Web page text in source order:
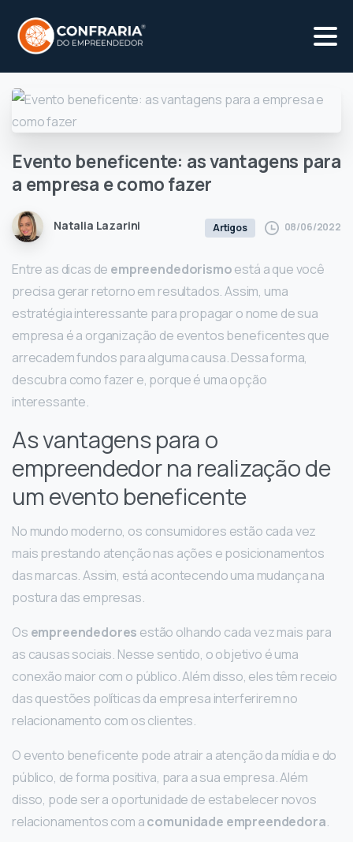
Evento beneficente: asvantagens para
a empresa ecomofazer
Natalia Lazarini Artigos 08/06/2022
Entre as dicas de empreendedorismoestá a que você
precisa gerar retorno em resultados. Assim, uma
estratégia interessante para propagar o nome de sua
empresa é a organização de eventos beneficentes que
arrecadem fundos para alguma causa. Dessa forma,
descubra como fazer e, porque é uma opção
interessante.
As vantagens para o
empreendedor na realização de
um evento beneficente
No mundo moderno, os consumidores estão cada vez
mais prestando atenção nas ações e posicionamentos
das marcas. Assim, está acontecendo uma mudança na
postura das empresas.
Os empreendedores estão olhando cada vez mais para
as causas sociais. Nesse sentido, o objetivo é uma
conexão maior com o público. Além disso, eles têm receio
das questões políticas da empresa interferirem no
relacionamento com os clientes.
O evento beneficente pode atrair a atenção da mídia e do
público, de forma positiva, para a sua empresa. Além
disso, pode ser a oportunidade de estabelecer novos
relacionamentos com acomunidade empreendedora.